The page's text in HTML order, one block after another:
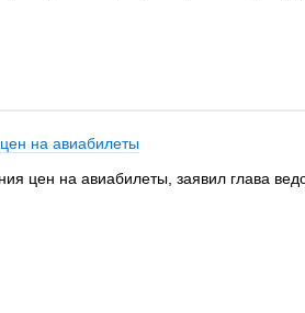
на авиабилеты
цен на авиабилеты, заявил глава